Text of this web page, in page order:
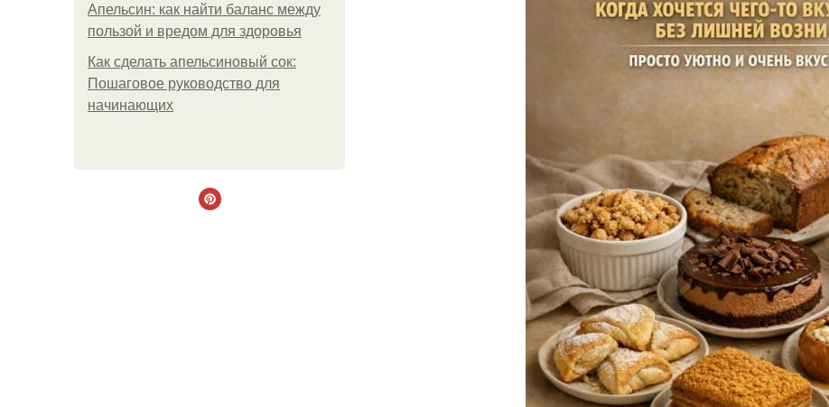
Апельсин: как найти баланс между
пользой и вредом для здоровья
Как сделать апельсиновый сок:
Пошаговое руководство для
начинающих